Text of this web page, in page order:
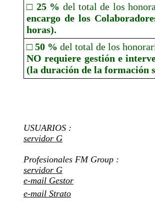
□ 25 % del total de los
encargo de los
horas).
□ 50 %del total de los
NO requiere gestión e
(la duración de la formación
USUARIOS :
servidor G
Profesionales FM Group :
servidor G
e-mail Gestor
e-mail Strato